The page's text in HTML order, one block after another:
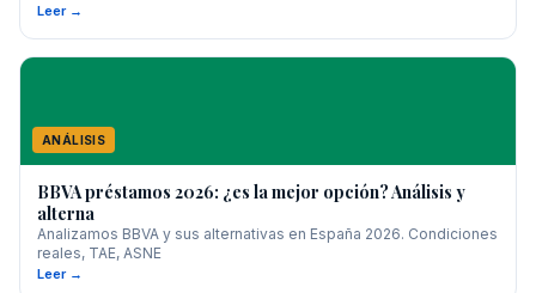
Leer →
ANÁLISIS
BBVA préstamos 2026: ¿es la mejor opción? Análisis y
alterna
Analizamos BBVA y sus alternativas en España 2026. Condiciones
reales, TAE, ASNE
Leer →